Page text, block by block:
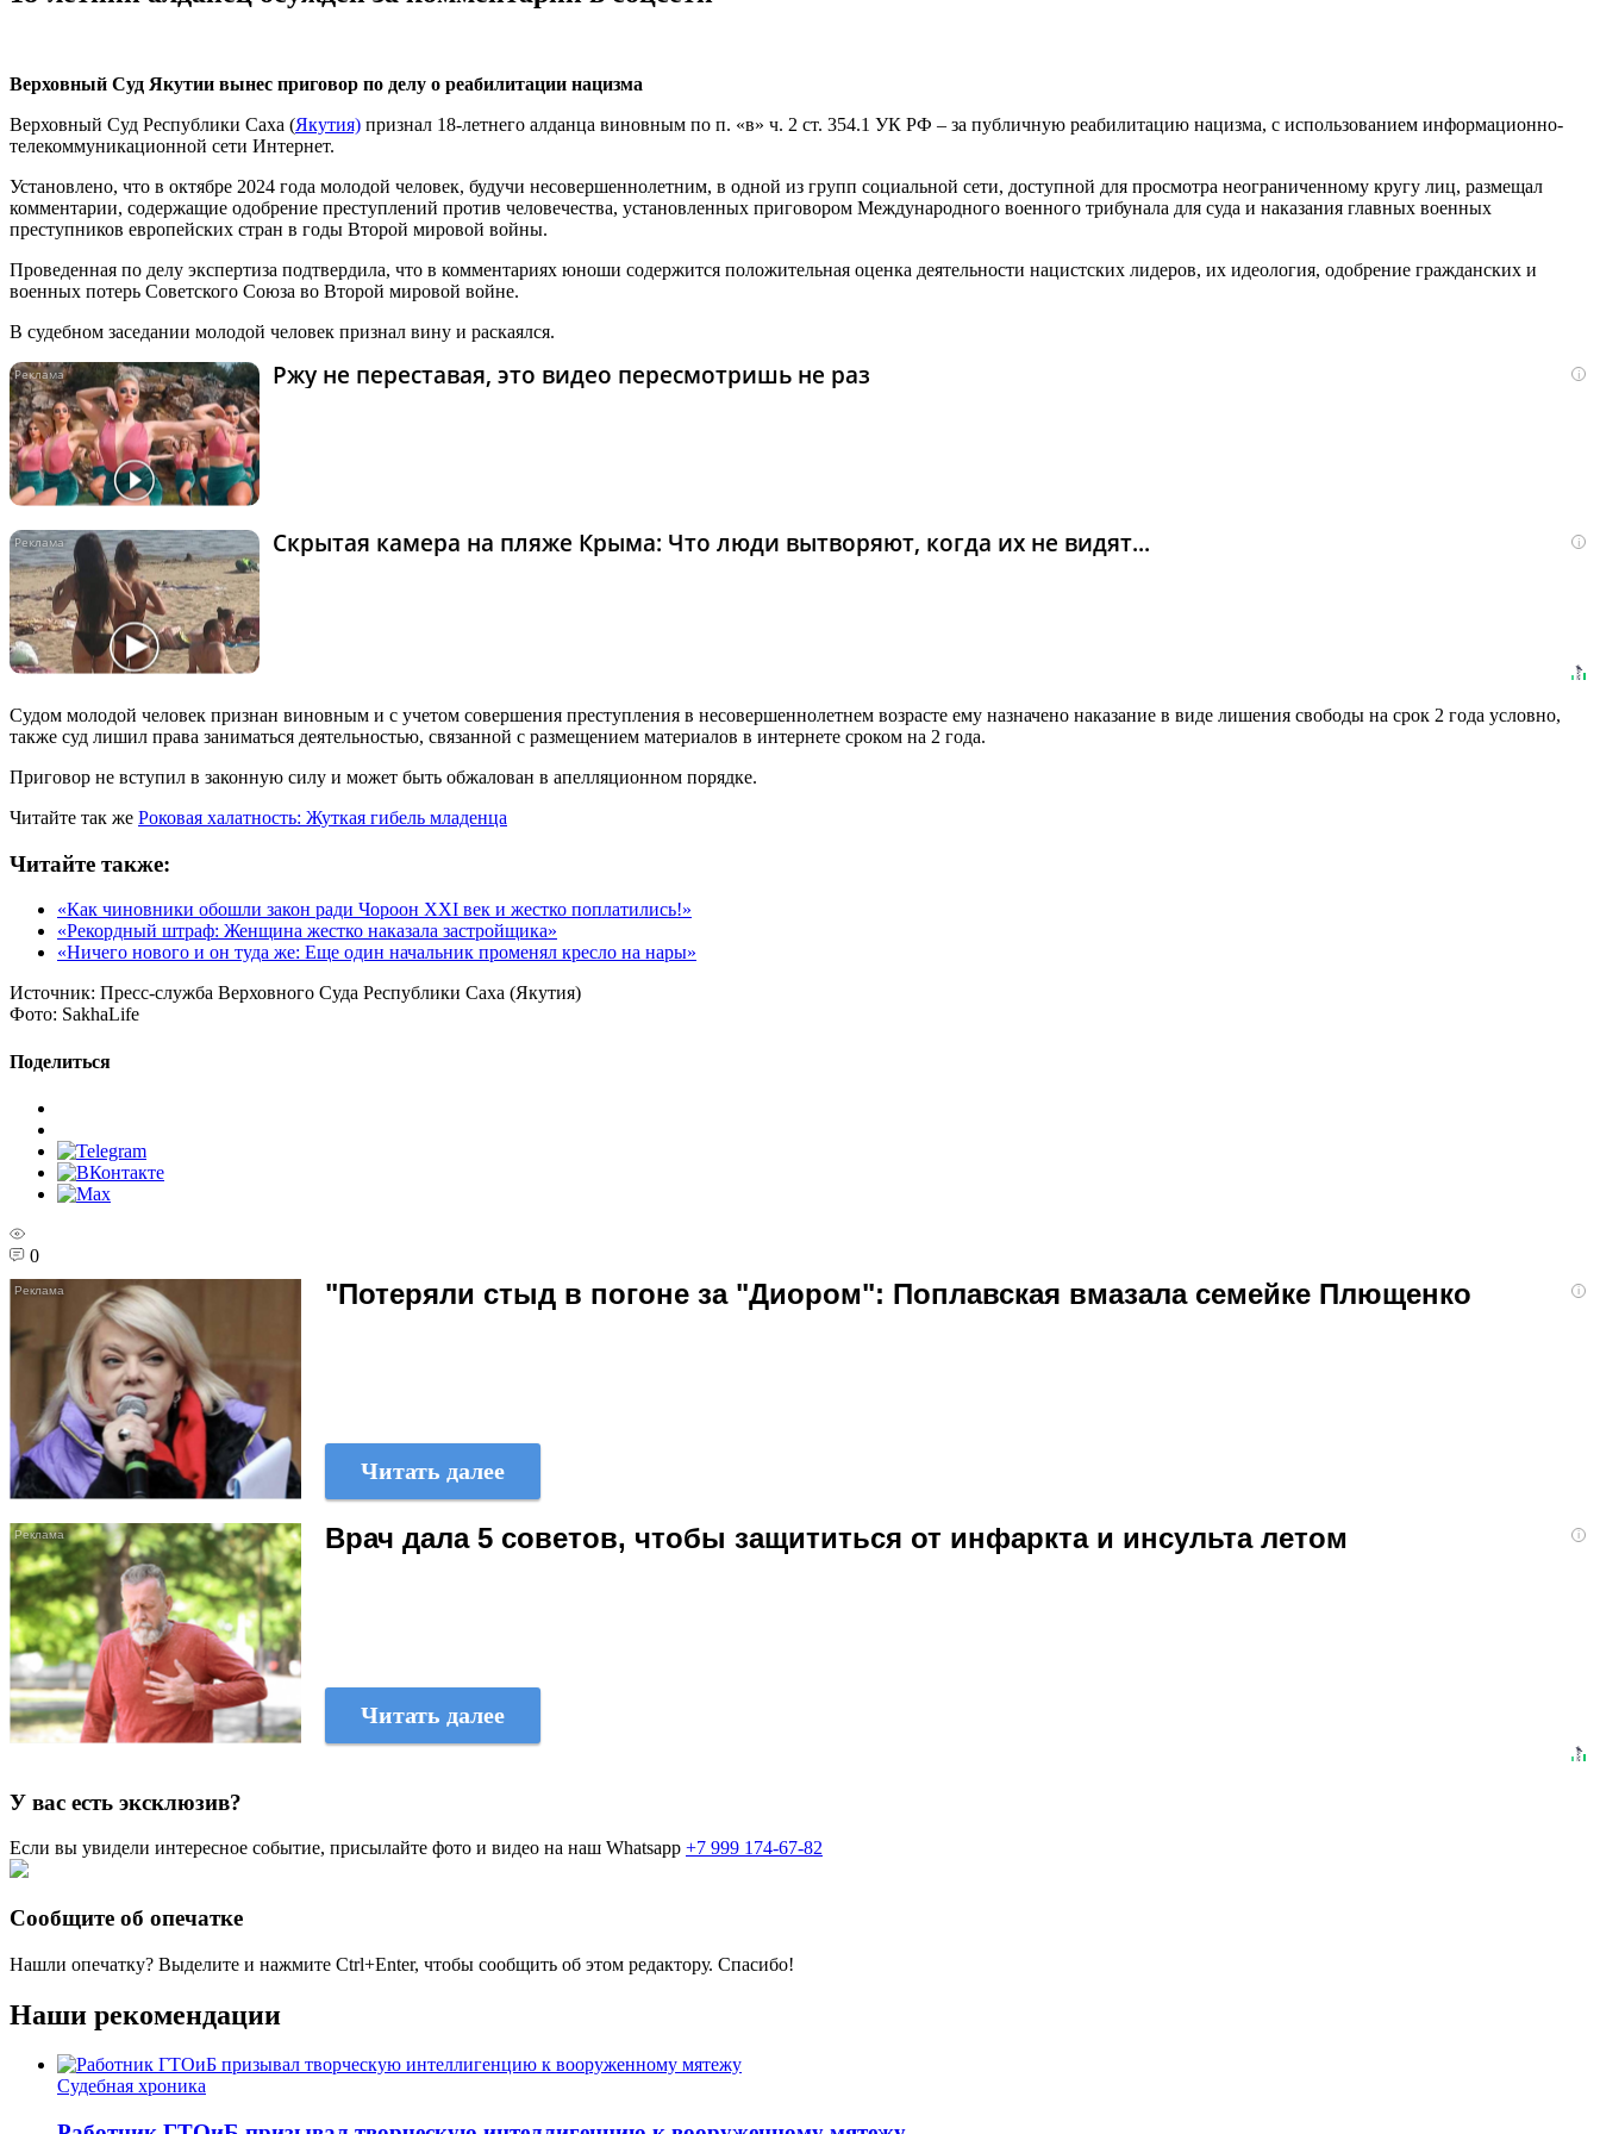
Верховный Суд Якутии вынес приговор по делу о реабилитации нацизма
Верховный Суд Республики Саха (Якутия) признал 18-летнего алданца виновным по п. «в» ч. 2 ст. 354.1 УК РФ – за публичную реабилитацию нацизма, с использованием информационно-
телекоммуникационной сети Интернет.
Установлено, что в октябре 2024 года молодой человек, будучи несовершеннолетним, в одной из групп социальной сети, доступной для просмотра неограниченному кругу лиц, размещал
комментарии, содержащие одобрение преступлений против человечества, установленных приговором Международного военного трибунала для суда и наказания главных военных
преступников европейских стран в годы Второй мировой войны.
Проведенная по делу экспертиза подтвердила, что в комментариях юноши содержится положительная оценка деятельности нацистских лидеров, их идеология, одобрение гражданских и
военных потерь Советского Союза во Второй мировой войне.
В судебном заседании молодой человек признал вину и раскаялся.
i
Ржу не переставая, это видео пересмотришь не раз
i
Скрытая камера на пляже Крыма: Что люди вытворяют, когда их не видят...
Судом молодой человек признан виновным и с учетом совершения преступления в несовершеннолетнем возрасте ему назначено наказание в виде лишения свободы на срок 2 года условно,
также суд лишил права заниматься деятельностью, связанной с размещением материалов в интернете сроком на 2 года.
Приговор не вступил в законную силу и может быть обжалован в апелляционном порядке.
Читайте так же Роковая халатность: Жуткая гибель младенца
Читайте также:
«Как чиновники обошли закон ради Чороон XXI век и жестко поплатились!»
«Рекордный штраф: Женщина жестко наказала застройщика»
«Ничего нового и он туда же: Еще один начальник променял кресло на нары»
Источник: Пресс-служба Верховного Суда Республики Саха (Якутия)
Фото: SakhaLife
Поделиться
0
i
"Потеряли стыд в погоне за "Диором": Поплавская вмазала семейке Плющенко
Читать далее
i
Врач дала 5 советов, чтобы защититься от инфаркта и инсульта летом
Читать далее
У вас есть эксклюзив?
Если вы увидели интересное событие, присылайте фото и видео на наш Whatsapp +7 999 174-67-82
Сообщите об опечатке
Нашли опечатку? Выделите и нажмите Ctrl+Enter, чтобы сообщить об этом редактору. Спасибо!
Наши рекомендации
Судебная хроника